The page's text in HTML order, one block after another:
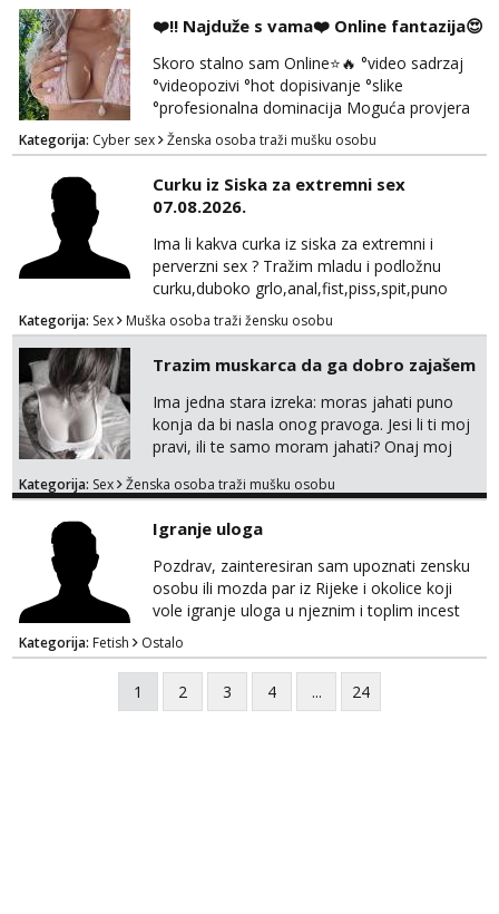
❤️‼️ Najduže s vama❤️ Online fantazija😍
Skoro stalno sam Online⭐🔥 °video sadrzaj
°videopozivi °hot dopisivanje °slike
°profesionalna dominacija Moguća provjera
videopozivom, no ako se nakon toga ne
javite, vise vam ju ne radim 😉 100% prava i
diskretna. Probaj me jednom, nećeš moći bez
mene 😜😇 Nemojte me pitati za uzivo, jer to
ne radim. 0998785600 javljanje isključivo
porukom na WhatsApp🩷
Kategorija: Cyber sex Ženska osoba traži mušku osobu
Curku iz Siska za extremni sex
07.08.2026.
Ima li kakva curka iz siska za extremni i
perverzni sex ? Tražim mladu i podložnu
curku,duboko grlo,anal,fist,piss,spit,puno
pljuvačke,ulja i pissa,volim isto tako masažu
prostate,rimyob,extremno full perverzno,bez
tabua,najlonke crne i visoke sexy štikle
obavezno imati na sebi,za početak s.t.o
nudim za druženje večeras,noć kod
mene,javljanje isključivo pozivom
Kategorija: Sex Muška osoba traži žensku osobu
Trazim muskarca da ga dobro zajašem
Ima jedna stara izreka: moras jahati puno
konja da bi nasla onog pravoga. Jesi li ti moj
pravi, ili te samo moram jahati? Onaj moj
na sexdater link i javi mi se tamo....
Kategorija: Sex Ženska osoba traži mušku osobu
Igranje uloga
Pozdrav, zainteresiran sam upoznati zensku
osobu ili mozda par iz Rijeke i okolice koji
vole igranje uloga u njeznim i toplim incest
pricama, izgled nebitan, bitno je da znas sto
zelis i da se volis zabavljati. Javitese na mail,
viber, wapp ili zovite. Samo ozbiljni, hvala
Kategorija: Fetish Ostalo
1 2 3 4 ... 24